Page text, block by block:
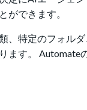
ができます。
、特定のフォル
ます。 Automate